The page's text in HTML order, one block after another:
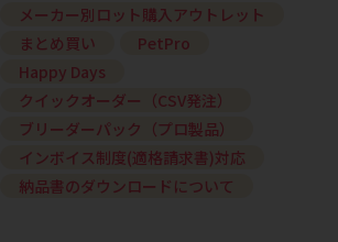
メーカー別ロット購入アウトレット
まとめ買い
PetPro
Happy Days
クイックオーダー（CSV発注）
ブリーダーパック（プロ製品）
インボイス制度(適格請求書)対応
納品書のダウンロードについて